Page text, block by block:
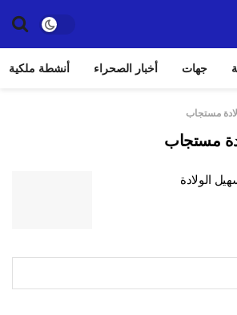
جهات أخبار الصحراء أنشطة ملكية
مستجاب
مستجاب
الولادة